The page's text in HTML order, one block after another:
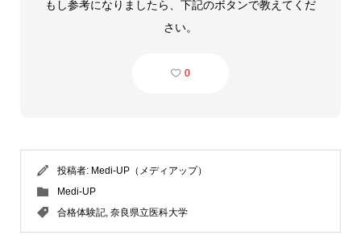
もし参考になりましたら、下記のボタンで教えてくだ
さい。
0
投稿者: Medi-UP（メディアップ）
Medi-UP
合格体験記, 奈良県立医科大学